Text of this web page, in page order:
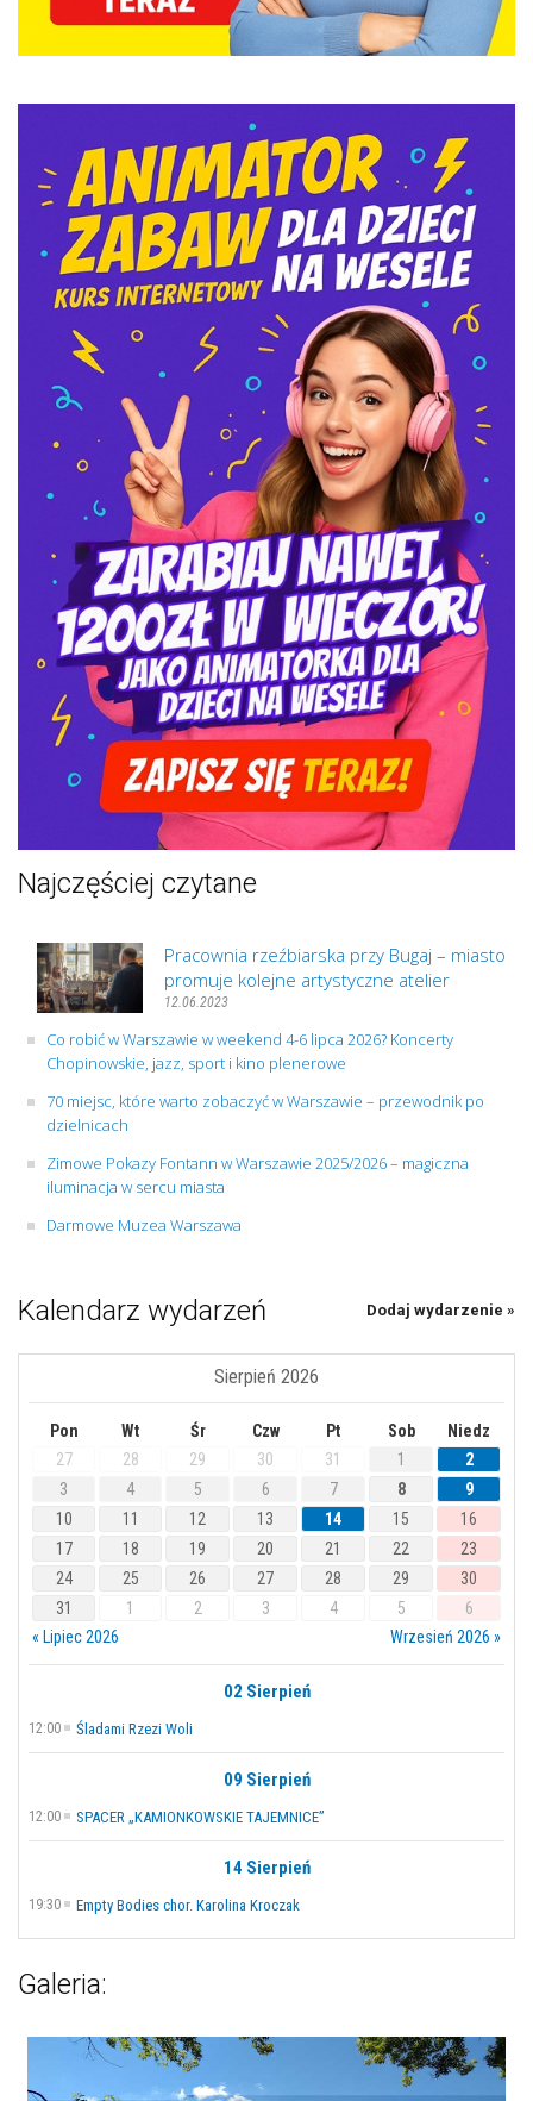
Najczęściej czytane
Pracownia rzeźbiarska przy Bugaj – miasto
promuje kolejne artystyczne atelier
12.06.2023
Co robić w Warszawie w weekend 4-6 lipca 2026? Koncerty
Chopinowskie, jazz, sport i kino plenerowe
70 miejsc, które warto zobaczyć w Warszawie – przewodnik po
dzielnicach
Zimowe Pokazy Fontann w Warszawie 2025/2026 – magiczna
iluminacja w sercu miasta
Darmowe Muzea Warszawa
Kalendarz wydarzeń Dodaj wydarzenie »
Sierpień 2026
Pon Wt Śr Czw Pt Sob
Niedz
27
28 29 30 31 1
2
3
4 5 6 7 8
9
10
11 12 13 14 15
16
17
18 19 20 21 22
23
24
25 26 27 28 29
30
31
1 2 3 4 5
6
« Lipiec 2026
Wrzesień 2026 »
02 Sierpień
12:00 Śladami Rzezi Woli
09 Sierpień
12:00 SPACER „KAMIONKOWSKIE TAJEMNICE”
14 Sierpień
19:30 Empty Bodies chor. Karolina Kroczak
Galeria: